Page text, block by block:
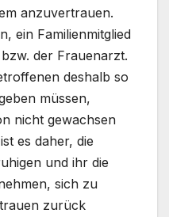
anzuvertrauen.
ein Familienmitglied
der Frauenarzt.
deshalb so
müssen,
nicht gewachsen
es daher, die
und ihr die
sich zu
zurück